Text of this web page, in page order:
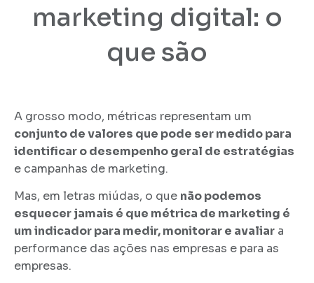
marketing digital: o
que são
A grosso modo, métricas representam um
conjunto de valores que pode ser medido para
identificar o desempenho geral de estratégias
e campanhas de marketing.
Mas, em letras miúdas, o que não podemos
esquecer jamais é que métrica de marketing é
um indicador para medir, monitorar e avaliar a
performance das ações nas empresas e para as
empresas.